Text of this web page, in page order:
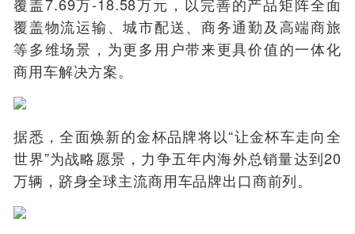
覆盖物流运输、城市配送、商务通勤及高端商旅
等多维场景，为更多用户带来更具价值的一体化
商用车解决方案。
据悉，全面焕新的金杯品牌将以“让金杯车走向全
世界”为战略愿景，力争五年内海外总销量达到20
万辆，跻身全球主流商用车品牌出口商前列。